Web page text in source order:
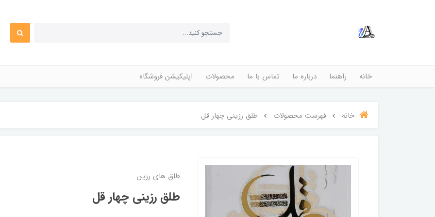
خانه راهنما درباره ما تماس با ما محصولات اپلیکیشن فروشگاه
خانه فهرست محصولات طلق رزینی چهار قل
طلق های رزین
طلق رزینی چهار قل